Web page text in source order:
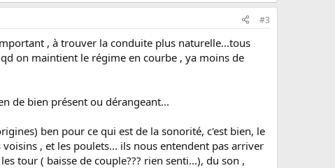
#3
, à trouver la conduite plus naturelle...tous
on maintient le régime en courbe , ya moins de
de bien présent ou dérangeant...
ben pour ce qui est de la sonorité, c'est bien, le
, et les poulets... ils nous entendent pas arriver
tour ( baisse de couple??? rien senti...), du son ,